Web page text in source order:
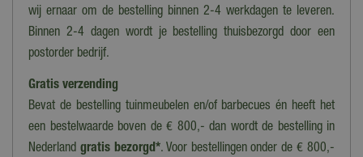
Zon / Half schaduw
wij ernaar om de bestelling binnen 2-4 werkdagen te leveren.
Binnen 2-4 dagen wordt je bestelling thuisbezorgd door een
postorder bedrijf.
Gratis verzending
Bevat de bestelling tuinmeubelen en/of barbecues én heeft het
een bestelwaarde boven de € 800,- dan wordt de bestelling in
Nederland gratis bezorgd*. Voor bestellingen onder de € 800,-